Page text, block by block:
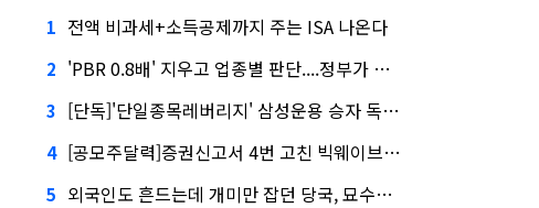
1 전액 비과세+소득공제까지 주는 ISA 나온다
2 'PBR 0.8배' 지우고 업종별 판단....정부가 제시한 '주가 누르기' 방지법
3 [단독]'단일종목레버리지' 삼성운용 승자 독식...운용수익 미래에셋의 6배
4 [공모주달력]증권신고서 4번 고친 빅웨이브로보틱스, 수요예측
5 외국인도 흔드는데 개미만 잡던 당국, 묘수는 과다호가부담금?